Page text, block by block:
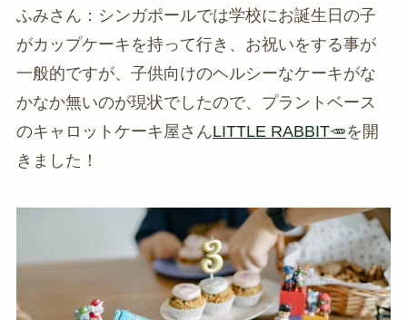
ふみさん：シンガポールでは学校にお誕生日の子
がカップケーキを持って行き、お祝いをする事が
一般的ですが、子供向けのヘルシーなケーキがな
かなか無いのが現状でしたので、プラントベース
のキャロットケーキ屋さんLITTLE RABBIT🥕を開
きました！